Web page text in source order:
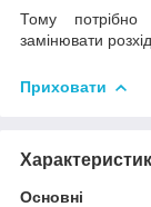
Тому потрібно
замінювати
Приховати
Основні